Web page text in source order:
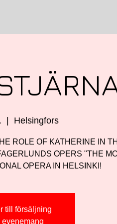
Helsingfors
ROLE OF KATHERINE IN
OPERS "THE
OPERA IN HELSINKI!
till försäljning
evenemang